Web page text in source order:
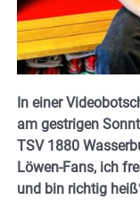
In einer
am gestrigen
TSV 1880
Löwen-Fans, ich
und bin richtig